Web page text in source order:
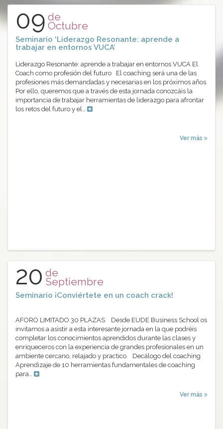
09 de
Octubre
Seminario ‘Liderazgo Resonante: aprende a
trabajar en entornos VUCA’
Liderazgo Resonante: aprende a trabajar en entornos VUCA El
Coach como profesión del futuro El coaching será una de las
profesiones más demandadas y necesarias en los próximos años.
Por ello, queremos que a través de esta jornada conozcáis la
importancia de trabajar herramientas de liderazgo para afrontar
los retos del futuro y el…
Ver más
20 de
Septiembre
Seminario ¡Conviértete en un coach crack!
AFORO LIMITADO 30 PLAZAS Desde EUDE Business School os
invitamos a asistir a esta interesante jornada en la que podréis
completar los conocimientos aprendidos durante las clases y
enriqueceros con la experiencia de grandes profesionales en un
ambiente cercano, relajado y practico. Decálogo del coaching
Aprendizaje de 10 herramientas fundamentales de coaching
para…
Ver más